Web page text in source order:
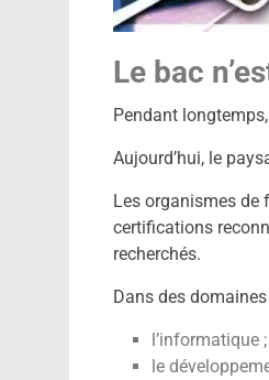
Le bac
Pendant
Aujourd’hui, le
Les organismes de
certifications
recherchés.
Dans des
l’informatique ;
le